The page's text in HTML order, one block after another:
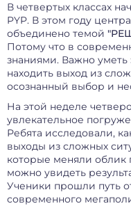
В четвертых классах
PYP. В этом году
объединено темой
Потому что в
знаниями. Важно уметь
находить выход из
осознанный выбор и
На этой неделе
увлекательное
Ребята исследовали,
выходы из сложных
которые меняли облик
можно увидеть
Ученики прошли путь
современного